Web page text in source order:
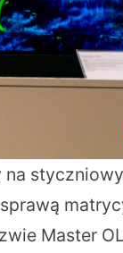
na
Master